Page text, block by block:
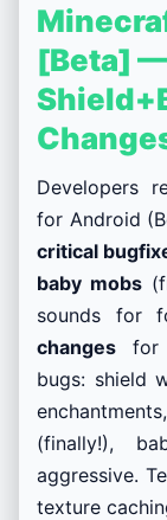
[Beta] —
Developers
for Android
critical
baby mobs
sounds for
changes for
bugs: shield
(finally!),
aggressive.
texture